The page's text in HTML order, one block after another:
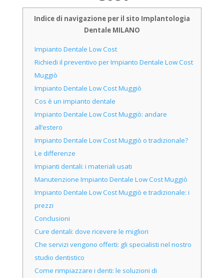
Indice di navigazione per il sito Implantologia
Dentale MILANO
Impianto Dentale Low Cost
Richiedi il preventivo per Impianto Dentale Low Cost
Muggiò
Impianto Dentale Low Cost Muggiò
Cos è un impianto dentale
Impianto Dentale Low Cost Muggiò: andare
all’estero
Impianto Dentale Low Cost Muggiò o tradizionale?
Le differenze
Impianti dentali: i materiali usati
Manutenzione Impianto Dentale Low Cost Muggiò
Impianto Dentale Low Cost Muggiò e tradizionale: i
prezzi
Conclusioni
Cure dentali: dove ricevere le migliori
Che servizi vengono offerti: gli specialisti nel nostro
studio dentistico
Come rimpiazzare i denti: le soluzioni di